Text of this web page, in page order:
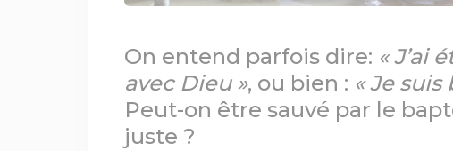
On entend parfois dire: « J’ai
avec Dieu », ou bien : « Je suis
Peut-on être sauvé par le
juste ?